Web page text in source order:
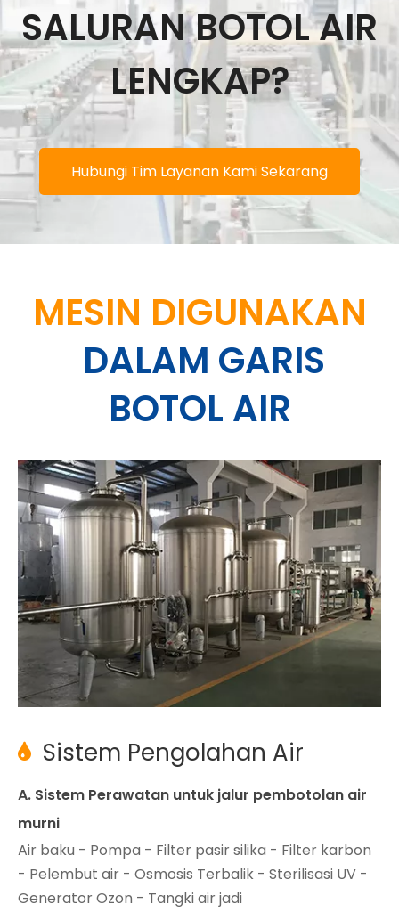
SALURAN BOTOL AIR
LENGKAP?
Hubungi Tim Layanan Kami Sekarang
MESIN DIGUNAKAN
DALAM GARIS
BOTOL AIR
 Sistem Pengolahan Air
A. Sistem Perawatan untuk jalur pembotolan air
murni
Air baku - Pompa - Filter pasir silika - Filter karbon
- Pelembut air - Osmosis Terbalik - Sterilisasi UV -
Generator Ozon - Tangki air jadi